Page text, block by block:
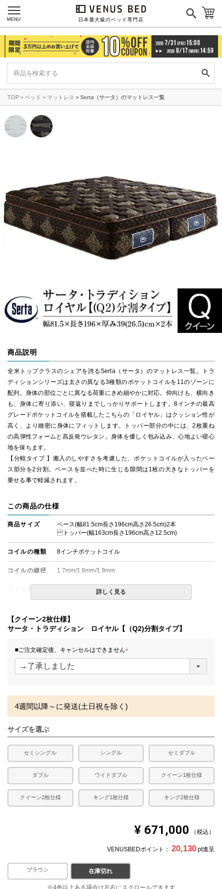
日本最大級のベッド専門店
MENU
TOP ベッド マットレス Serta（サータ）のマットレス一覧
商品説明
全米トップクラスのシェアを誇るSerta（サータ）のマットレス一覧。トラ
ディションシリーズは太さの異なる3種類のポケットコイルを11のゾーンに
配列。身体の部位ごとに異なる荷重にきめ細やかに対応。仰向けも、横向き
も、身体に寄り添い、寝返りまでしっかりサポートします。8インチの最高
グレードポケットコイルを搭載したこちらの「ロイヤル」はクッション性が
高く、より緻密に身体にフィットします。トッパー部分の中には、2枚重ね
の高弾性フォームと高反発ウレタン。身体を優しく包み込み、心地よい寝心
地を保ちます。
【分轄タイプ 】搬入のしやすさを考慮した、ポケットコイルが入ったベー
ス部分を2分割。ベースを並べた時に生じる隙間は1枚の大きなトッパーを
乗せる事で軽減されます。
この商品の仕様
商品サイズ
ベース(幅81.5cm長さ196cm高さ26.5cm)2本
トッパー(幅163cm長さ196cm高さ12.5cm)
コイルの種類 8インチポケットコイル
コイルの線径 1.7mm/1.8mm/1.9mm
450個×2本(900個)
備考
・配達日指定ＯＫ！
発生する場合がございます。また、発送予定も変更になる
場合があります。
※できる限り実際の色を再現するよう心がけております
詳しく見る
【クイーン2枚仕様】
サータ・トラディション ロイヤル【（Q2)分割タイプ】
■ご注文確定後、キャンセルはできません
(
4週間以降～に発送(土日祝を除く)
サイズを選ぶ
セミシングル シングル セミダブル
ダブル ワイドダブル クイーン1枚仕様
クイーン2枚仕様 キング1枚仕様 キング2枚仕様
¥ 671,000 税込
VENUSBEDポイント： 20,130 pt進呈
ブラウン ホワイト
在庫切れ